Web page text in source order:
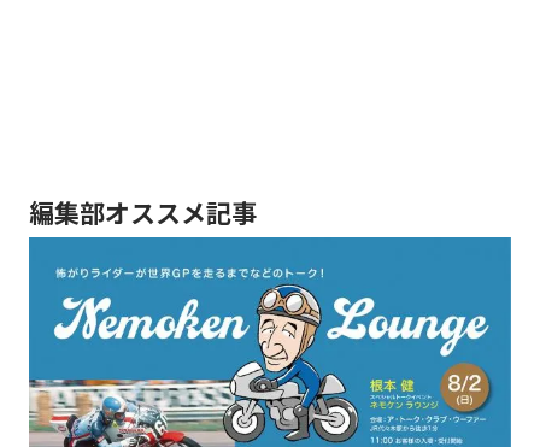
編集部オススメ記事